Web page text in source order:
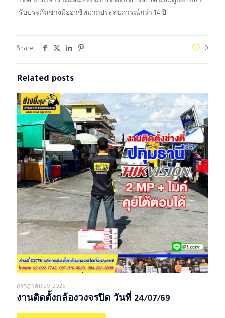
รับประกันช่างมืออาชีพมากประสบการณ์กว่า 14 ปี
Share 0
Related posts
กรกฎาคม 29, 2026
งานติดตั้งกล้องวงจรปิด วันที่ 24/07/69